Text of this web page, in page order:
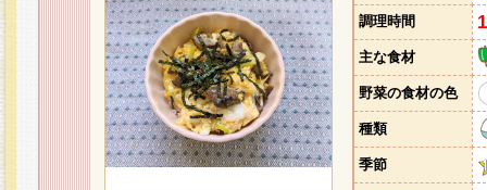
調理時間
主な食材
野菜の食材の色
種類
季節